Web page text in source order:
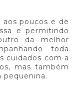
poucos e de
e permitindo
da melhor
toda
cuidados com a
mas também
pequenina.